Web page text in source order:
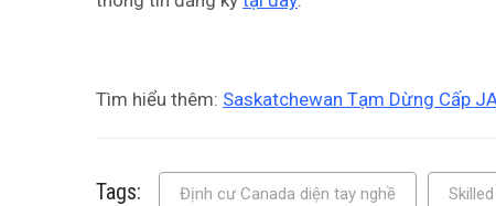
Tìm hiểu thêm: Saskatchewan Tạm Dừng Cấp
Tags: Định cư Canada diện tay nghề